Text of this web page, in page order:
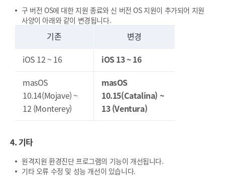
구 버전 OS에 대한 지원 종료와 신 버전 OS 지원이 추가되어 지원
사양이 아래와 같이 변경됩니다.
기존
변경
iOS 12 ~ 16
iOS 13 ~ 16
masOS
10.14(Mojave) ~
12 (Monterey)
masOS
10.15(Catalina) ~
13 (Ventura)
4. 기타
원격지원 환경진단 프로그램의 기능이 개선됩니다.
기타 오류 수정 및 성능 개선이 있습니다.